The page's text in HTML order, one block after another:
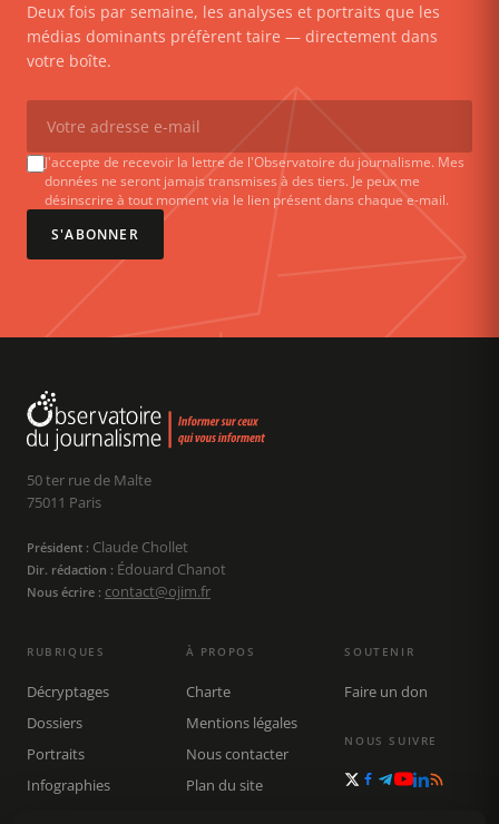
Deux fois par semaine, les analyses et portraits que les
médias dominants préfèrent taire — directement dans
votre boîte.
J'accepte de recevoir la lettre de l'Observatoire du journalisme. Mes
données ne seront jamais transmises à des tiers. Je peux me
désinscrire à tout moment via le lien présent dans chaque e-mail.
S'ABONNER
50 ter rue de Malte
75011 Paris
Président : Claude Chollet
Dir. rédaction : Édouard Chanot
Nous écrire : contact@ojim.fr
RUBRIQUES
Décryptages
Dossiers
Portraits
Infographies
À PROPOS
Charte
Mentions légales
Nous contacter
Plan du site
SOUTENIR
Faire un don
NOUS SUIVRE